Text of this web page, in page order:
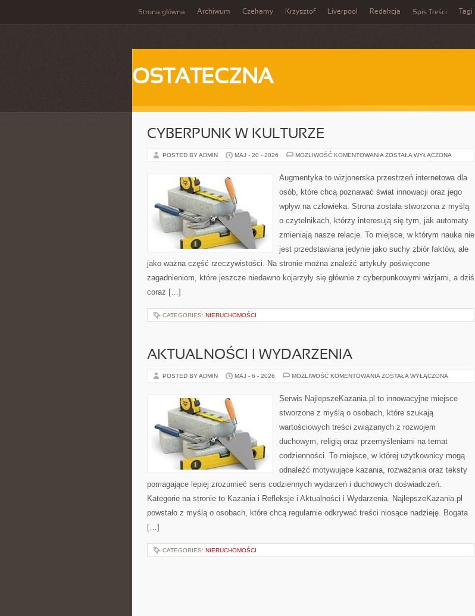
Strona główna Archiwum Czekamy Krzysztof Liverpool Redakcja Spis Treści Tagi
OSTATECZNA
CYBERPUNK W KULTURZE
POSTED BY ADMIN MAJ - 20 - 2026 MOŻLIWOŚĆ KOMENTOWANIA CYBERPUNK
ZOSTAŁA WYŁĄCZONA
Augmentyka to wizjonerska przestrzeń internetowa dla
osób, które chcą poznawać świat innowacji oraz jego
wpływ na człowieka. Strona została stworzona z myślą
o czytelnikach, którzy interesują się tym, jak automaty
zmieniają nasze relacje. To miejsce, w którym nauka nie
jest przedstawiana jedynie jako suchy zbiór faktów, ale
jako ważna część rzeczywistości. Na stronie można znaleźć artykuły poświęcone
zagadnieniom, które jeszcze niedawno kojarzyły się głównie z cyberpunkowymi wizjami, a dziś
coraz […]
CATEGORIES: NIERUCHOMOŚCI
AKTUALNOŚCI I WYDARZENIA
POSTED BY ADMIN MAJ - 6 - 2026 MOŻLIWOŚĆ KOMENTOWANIA AKTUALNOŚCI
ZOSTAŁA WYŁĄCZONA
Serwis NajlepszeKazania.pl to innowacyjne miejsce
stworzone z myślą o osobach, które szukają
wartościowych treści związanych z rozwojem
duchowym, religią oraz przemyśleniami na temat
codzienności. To miejsce, w której użytkownicy mogą
odnaleźć motywujące kazania, rozważania oraz teksty
pomagające lepiej zrozumieć sens codziennych wydarzeń i duchowych doświadczeń.
Kategorie na stronie to Kazania i Refleksje i Aktualności i Wydarzenia. NajlepszeKazania.pl
powstało z myślą o osobach, które chcą regularnie odkrywać treści niosące nadzieję. Bogata
[…]
CATEGORIES: NIERUCHOMOŚCI